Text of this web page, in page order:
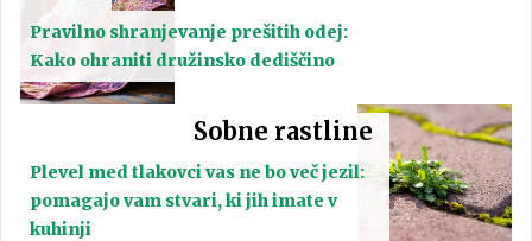
Pravilno shranjevanje prešitih odej:
Kako ohraniti družinsko dediščino
Sobne rastline
Plevel med tlakovci vas ne bo več jezil:
pomagajo vam stvari, ki jih imate v
kuhinji